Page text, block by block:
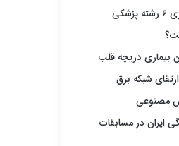
بیماری دریچه قلب
شبکه برق
مصنوعی
ایران در مسابقات